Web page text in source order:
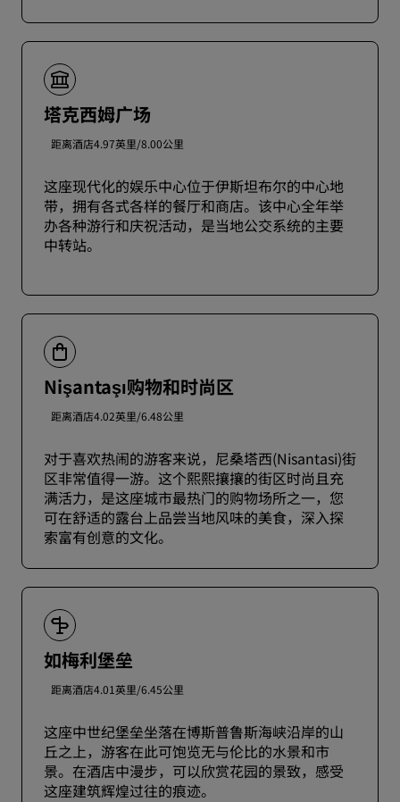
塔克西姆广场
距离酒店4.97英里/8.00公里
这座现代化的娱乐中心位于伊斯坦布尔的中心地
带，拥有各式各样的餐厅和商店。该中心全年举
办各种游行和庆祝活动，是当地公交系统的主要
中转站。
Nişantaşı购物和时尚区
距离酒店4.02英里/6.48公里
对于喜欢热闹的游客来说，尼桑塔西(Nisantasi)街
区非常值得一游。这个熙熙攘攘的街区时尚且充
满活力，是这座城市最热门的购物场所之一，您
可在舒适的露台上品尝当地风味的美食，深入探
索富有创意的文化。
如梅利堡垒
距离酒店4.01英里/6.45公里
这座中世纪堡垒坐落在博斯普鲁斯海峡沿岸的山
丘之上，游客在此可饱览无与伦比的水景和市
景。在酒店中漫步，可以欣赏花园的景致，感受
这座建筑辉煌过往的痕迹。